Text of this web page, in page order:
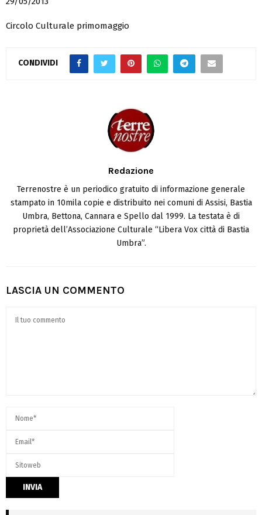
Circolo Culturale primomaggio
CONDIVIDI
Redazione
Terrenostre è un periodico gratuito di informazione generale
stampato in 10mila copie e distribuito nei comuni di Assisi, Bastia
Umbra, Bettona, Cannara e Spello dal 1999. La testata è di
proprietà dell’Associazione Culturale “Libera Vox città di Bastia
Umbra”.
LASCIA UN COMMENTO